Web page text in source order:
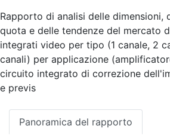
Rapporto di analisi delle dimensioni,
quota e delle tendenze del mercato
integrati video per tipo (1 canale, 2
canali) per applicazione
circuito integrato di correzione
e previs
Panoramica del rapporto